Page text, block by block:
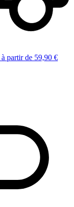
à partir de 59,90 €